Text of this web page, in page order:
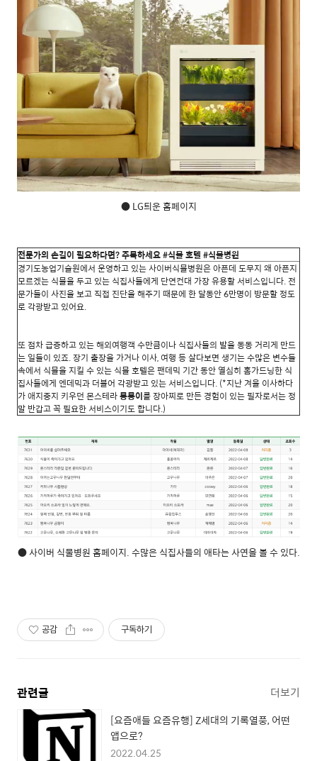
● LG틔운 홈페이지
전문가의 손길이 필요하다면? 주목하세요 #식물 호텔 #식물병원
경기도농업기술원에서 운영하고 있는 사이버식물병원은 아픈데 도무지 왜 아픈지
모르겠는 식물을 두고 있는 식집사들에게 단연컨대 가장 유용할 서비스입니다. 전
문가들이 사진을 보고 직접 진단을 해주기 때문에 한 달동안 6만명이 방문할 정도
로 각광받고 있어요.
또 점차 급증하고 있는 해외여행객 수만큼이나 식집사들의 발을 동동 거리게 만드
는 일들이 있죠. 장기 출장을 가거나 이사, 여행 등 살다보면 생기는 수많은 변수들
속에서 식물을 지킬 수 있는 식물 호텔은 팬데믹 기간 동안 열심히 홈가드닝한 식
집사들에게 엔데믹과 더불어 각광받고 있는 서비스입니다. (*지난 겨울 이사하다
가 애지중지 키우던 몬스테라몽몽이를 장아찌로 만든 경험이 있는 필자로서는 정
말 반갑고 꼭 필요한 서비스이기도 합니다.)
● 사이버 식물병원 홈페이지. 수많은 식집사들의 애타는 사연을 볼 수 있다.
공감 구독하기
관련글 더보기
[요즘애들 요즘유행] Z세대의 기록열풍, 어떤
앱으로?
2022.04.25